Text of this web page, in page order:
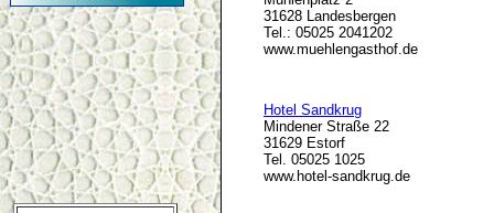
31628 Landesbergen
Tel.: 05025 2041202
www.muehlengasthof.de
Hotel Sandkrug
Mindener Straße 22
31629 Estorf
Tel. 05025 1025
www.hotel-sandkrug.de